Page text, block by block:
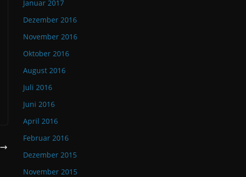
Januar 2017
Dezember 2016
November 2016
Oktober 2016
August 2016
Juli 2016
Juni 2016
April 2016
Februar 2016
Dezember 2015
November 2015